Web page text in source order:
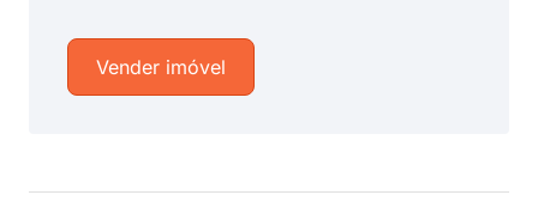
Vender imóvel